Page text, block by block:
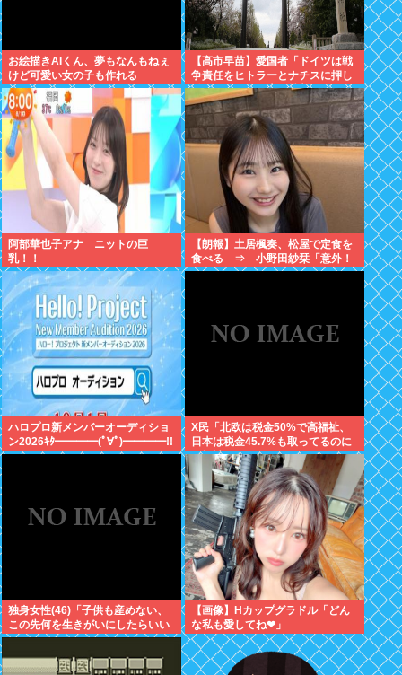
お絵描きAIくん、夢もなんもねぇ
けど可愛い女の子も作れる
【高市早苗】愛国者「ドイツは戦
争責任をヒトラーとナチスに押し
付けたくせに日本を批判しゅりゅ
なぁぁぁぁぁ！」
阿部華也子アナ ニットの巨
乳！！
【朗報】土居楓奏、松屋で定食を
食べる ⇒ 小野田紗栞「意外！
親近感持った」
ハロプロ新メンバーオーディショ
ン2026ｷﾀ━━━━(ﾟ∀ﾟ)━━━━!!
X民「北欧は税金50%で高福祉、
日本は税金45.7%も取ってるのに
低福祉、おかしいよ」 11万いいね
独身女性(46)「子供も産めない、
この先何を生きがいにしたらいい
の？」
【画像】Hカップグラドル「どん
な私も愛してね❤」